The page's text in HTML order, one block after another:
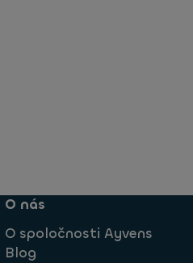
O nás
O spoločnosti Ayvens
Blog